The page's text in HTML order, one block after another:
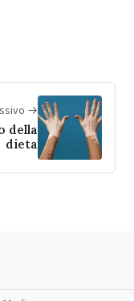
→
della
dieta